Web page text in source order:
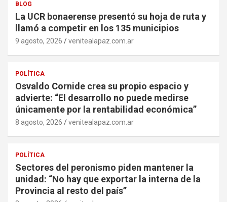
BLOG
La UCR bonaerense presentó su hoja de ruta y
llamó a competir en los 135 municipios
9 agosto, 2026 venitealapaz.com.ar
POLÍTICA
Osvaldo Cornide crea su propio espacio y
advierte: “El desarrollo no puede medirse
únicamente por la rentabilidad económica”
8 agosto, 2026 venitealapaz.com.ar
POLÍTICA
Sectores del peronismo piden mantener la
unidad: “No hay que exportar la interna de la
Provincia al resto del país”